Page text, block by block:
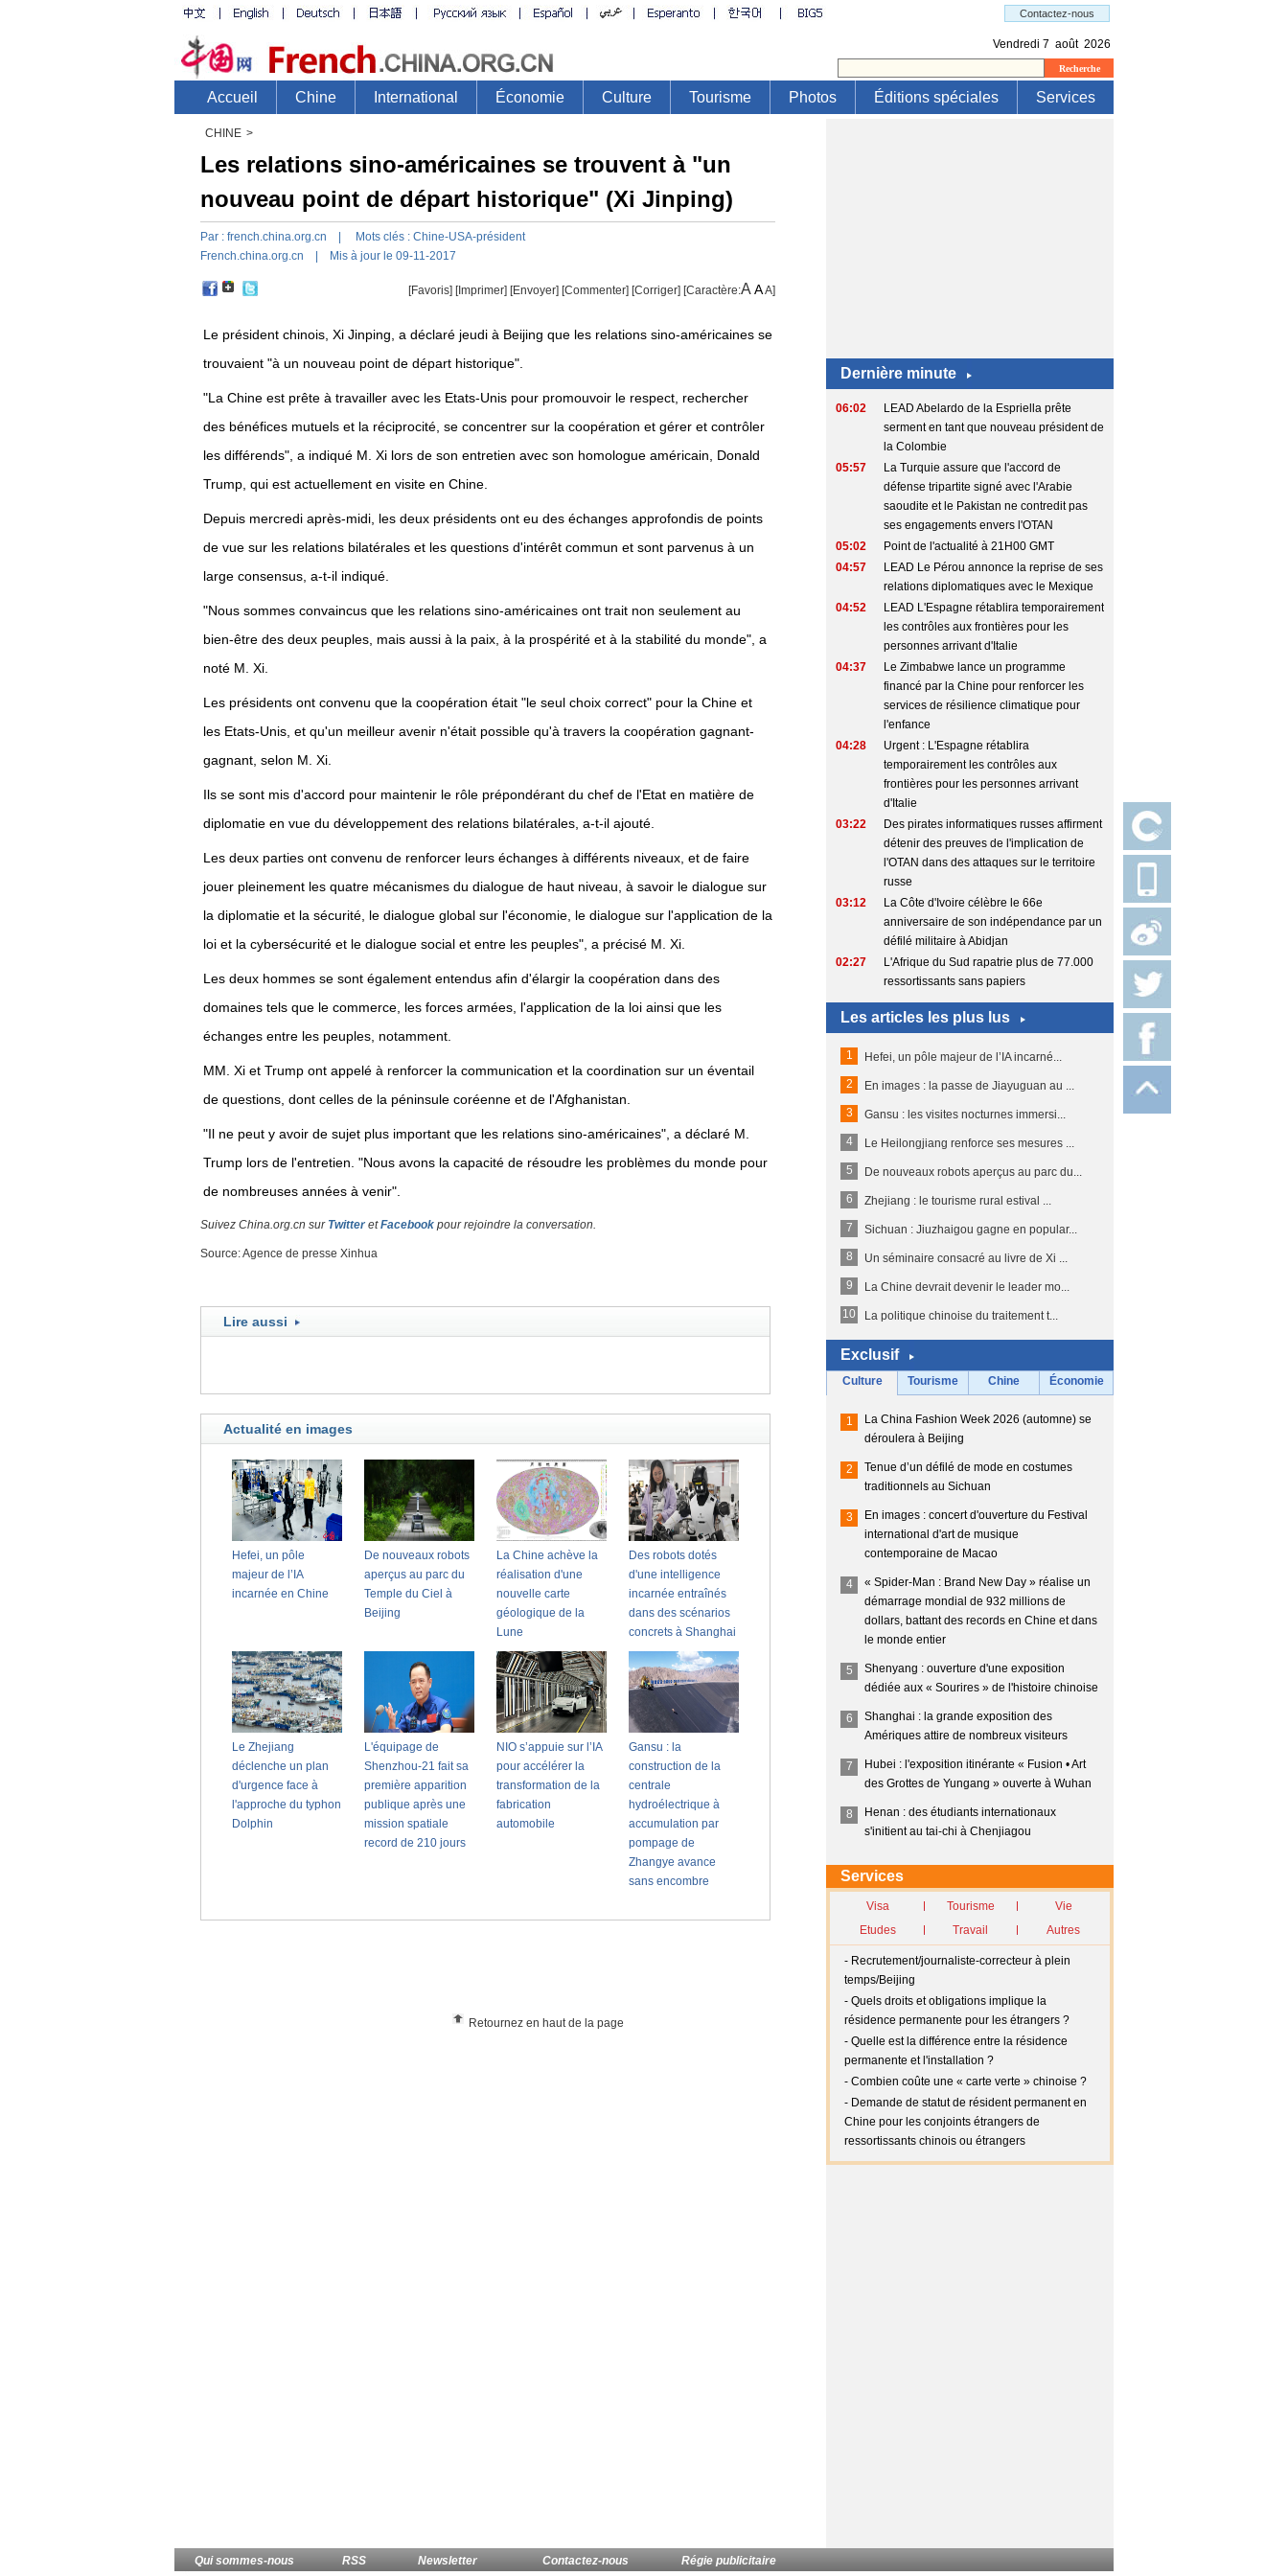
CHINE >
Les relations sino-américaines se trouvent à "un
nouveau point de départ historique" (Xi Jinping)
Par : french.china.org.cn | Mots clés : Chine-USA-président
French.china.org.cn | Mis à jour le 09-11-2017
[Favoris] [Imprimer] [Envoyer] [Commenter] [Corriger] [Caractère:A AA]
Le président chinois, Xi Jinping, a déclaré jeudi à Beijing que les relations sino-américaines se
trouvaient "à un nouveau point de départ historique".
"La Chine est prête à travailler avec les Etats-Unis pour promouvoir le respect, rechercher
des bénéfices mutuels et la réciprocité, se concentrer sur la coopération et gérer et contrôler
les différends", a indiqué M. Xi lors de son entretien avec son homologue américain, Donald
Trump, qui est actuellement en visite en Chine.
Depuis mercredi après-midi, les deux présidents ont eu des échanges approfondis de points
de vue sur les relations bilatérales et les questions d'intérêt commun et sont parvenus à un
large consensus, a-t-il indiqué.
"Nous sommes convaincus que les relations sino-américaines ont trait non seulement au
bien-être des deux peuples, mais aussi à la paix, à la prospérité et à la stabilité du monde", a
noté M. Xi.
Les présidents ont convenu que la coopération était "le seul choix correct" pour la Chine et
les Etats-Unis, et qu'un meilleur avenir n'était possible qu'à travers la coopération gagnant-
gagnant, selon M. Xi.
Ils se sont mis d'accord pour maintenir le rôle prépondérant du chef de l'Etat en matière de
diplomatie en vue du développement des relations bilatérales, a-t-il ajouté.
Les deux parties ont convenu de renforcer leurs échanges à différents niveaux, et de faire
jouer pleinement les quatre mécanismes du dialogue de haut niveau, à savoir le dialogue sur
la diplomatie et la sécurité, le dialogue global sur l'économie, le dialogue sur l'application de la
loi et la cybersécurité et le dialogue social et entre les peuples", a précisé M. Xi.
Les deux hommes se sont également entendus afin d'élargir la coopération dans des
domaines tels que le commerce, les forces armées, l'application de la loi ainsi que les
échanges entre les peuples, notamment.
MM. Xi et Trump ont appelé à renforcer la communication et la coordination sur un éventail
de questions, dont celles de la péninsule coréenne et de l'Afghanistan.
"Il ne peut y avoir de sujet plus important que les relations sino-américaines", a déclaré M.
Trump lors de l'entretien. "Nous avons la capacité de résoudre les problèmes du monde pour
de nombreuses années à venir".
Suivez China.org.cn sur TwitteretFacebook pour rejoindre la conversation.
Source: Agence de presse Xinhua
Lire aussi
Retournez en haut de la page